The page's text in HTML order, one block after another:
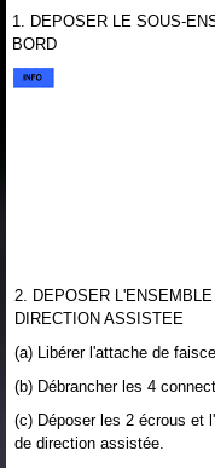
1. DEPOSER LE SOUS-
BORD
2. DEPOSER
DIRECTION ASSISTEE
(a) Libérer l'attache de
(b) Débrancher les 4
(c) Déposer les 2 écrous et
de direction assistée.